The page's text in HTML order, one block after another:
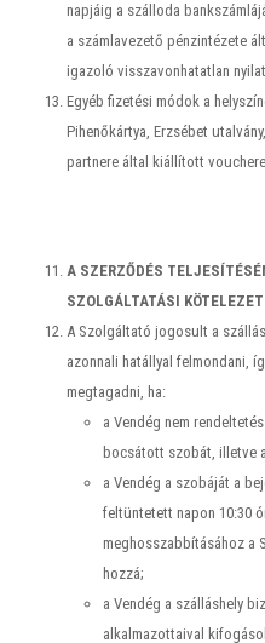
napjáig a szálloda
a számlavezető pénzintézete
igazoló visszavonhatatlan
Egyéb fizetési módok a
Pihenőkártya, Erzsébet
partnere által kiállított
A SZERZŐDÉS
SZOLGÁLTATÁSI
A Szolgáltató jogosult a
azonnali hatállyal felmondani,
megtagadni, ha:
a Vendég nem
bocsátott szobát, illetve
a Vendég a szobáját a
feltüntetett napon 10:30
meghosszabbításához a
hozzá;
a Vendég a szálláshely
alkalmazottaival